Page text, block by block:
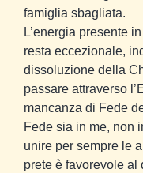
famiglia sbagliata.
L’energia presente
resta eccezionale,
dissoluzione della
passare attraverso
mancanza di Fede
Fede sia in me, non
unire per sempre le
prete è favorevole al